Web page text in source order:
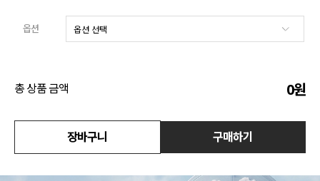
옵션
총 상품 금액 0원
장바구니 구매하기